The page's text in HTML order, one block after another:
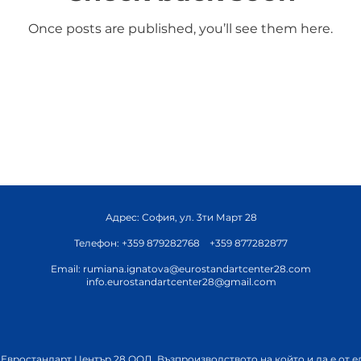
Once posts are published, you’ll see them here.
Адрес: София, ул. 3ти Март 28
Телефон: +359 879282768 +359 877282877
Email: rumiana.ignatova@eurostandartcenter28.com
info.eurostandartcenter28@gmail.com